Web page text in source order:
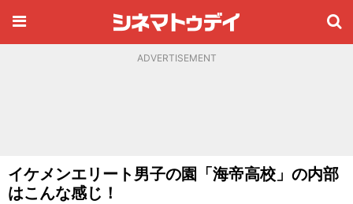
ADVERTISEMENT
イケメンエリート男子の園「海帝高校」の内部
はこんな感じ！